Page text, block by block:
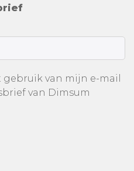
van mijn e-mail
van Dimsum